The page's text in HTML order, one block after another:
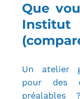
Que
Institut
Un atelier
pour des
préalables